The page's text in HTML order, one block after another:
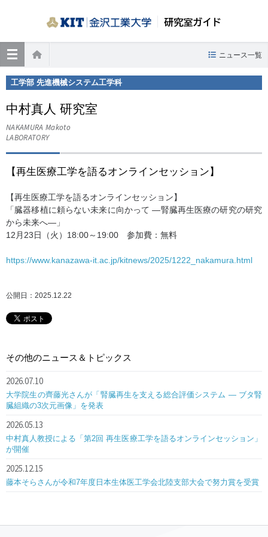
研究室ガイド
ホーム
ニュース一覧
工学部 先進機械システム工学科
中村真人 研究室
NAKAMURA Makoto
LABORATORY
【再生医療工学を語るオンラインセッション】
【再生医療工学を語るオンラインセッション】
「臓器移植に頼らない未来に向かって ―腎臓再生医療の研究の研究
から未来へ―」
12月23日（火）18:00～19:00 参加費：無料
https://www.kanazawa-it.ac.jp/kitnews/2025/1222_nakamura.html
公開日：2025.12.22
その他のニュース＆トピックス
2026.07.10
大学院生の齊藤光さんが「腎臓再生を支える総合評価システム ― ブタ腎
臓組織の3次元画像」を発表
2026.05.13
中村真人教授による「第2回 再生医療工学を語るオンラインセッション」
が開催
2025.12.15
藤本そらさんが令和7年度日本生体医工学会北陸支部大会で努力賞を受賞